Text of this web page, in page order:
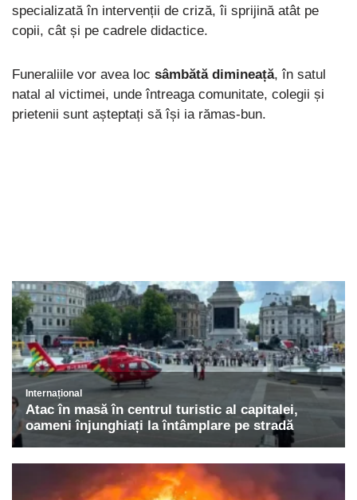
specializată în intervenții de criză, îi sprijină atât pe
copii, cât și pe cadrele didactice.
Funeraliile vor avea loc sâmbătă dimineață, în satul
natal al victimei, unde întreaga comunitate, colegii și
prietenii sunt așteptați să își ia rămas-bun.